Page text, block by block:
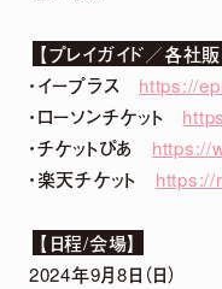
5th Anniversary
＆ canvas
Special〜 グッズ
2026. 07. 29
「harmoe」×「
SHOPグッズ事後通
【プレイガイド／各社
・イープラス https://
・ローソンチケット
・チケットぴあ https://
・楽天チケット https://
【日程/会場】
2024年9月8日（日）